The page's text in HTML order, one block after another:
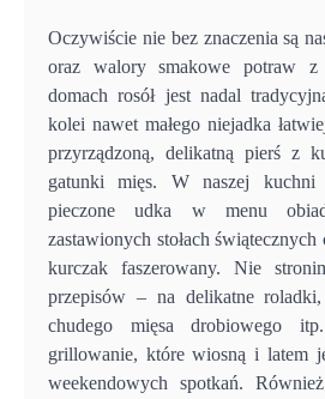
Oczywiście nie bez znaczenia są
oraz walory smakowe potraw
domach rosół jest nadal
kolei nawet małego niejadka
przyrządzoną, delikatną pierś z
gatunki mięs. W naszej
pieczone udka w menu
zastawionych stołach
kurczak faszerowany. Nie
przepisów – na delikatne
chudego mięsa drobiowego
grillowanie, które wiosną i latem
weekendowych spotkań.